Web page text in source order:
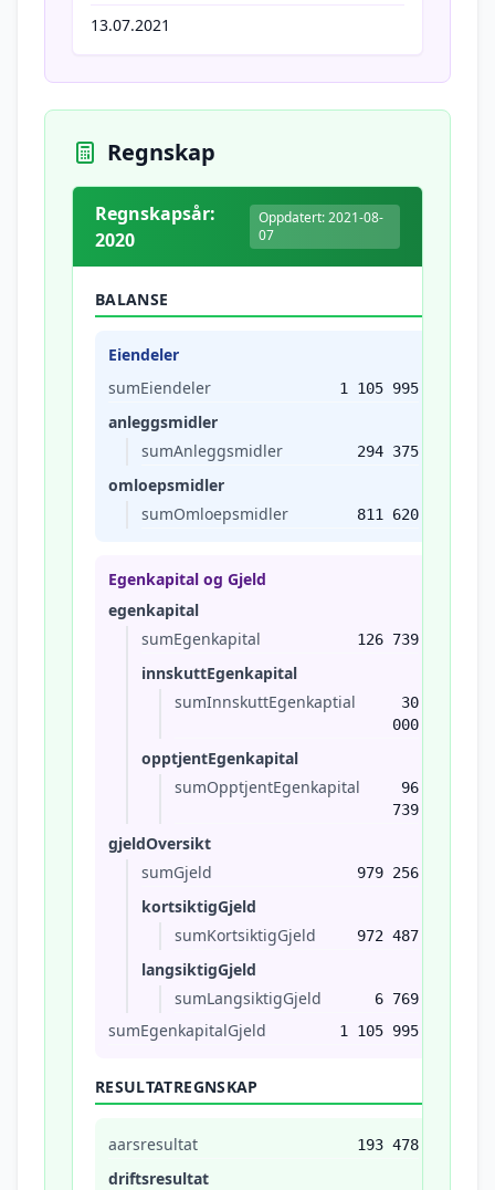
13.07.2021
Regnskap
Regnskapsår:
2020
Oppdatert: 2021-08-
07
BALANSE
Eiendeler
sumEiendeler
1 105 995
anleggsmidler
sumAnleggsmidler
294 375
omloepsmidler
sumOmloepsmidler
811 620
Egenkapital og Gjeld
egenkapital
sumEgenkapital
126 739
innskuttEgenkapital
sumInnskuttEgenkaptial
30
000
opptjentEgenkapital
sumOpptjentEgenkapital
96
739
gjeldOversikt
sumGjeld
979 256
kortsiktigGjeld
sumKortsiktigGjeld
972 487
langsiktigGjeld
sumLangsiktigGjeld
6 769
sumEgenkapitalGjeld 1 105 995
RESULTATREGNSKAP
aarsresultat 193 478
driftsresultat